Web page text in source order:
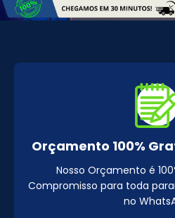
Orçamento 100%
Nosso Orçamento é
Compromisso para toda
no